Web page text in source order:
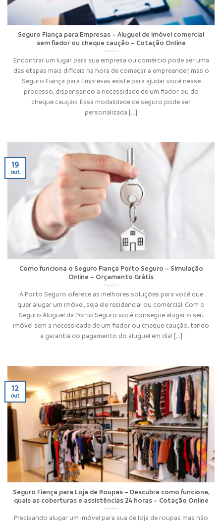
Seguro Fiança para Empresas – Aluguel de imóvel comercial
sem fiador ou cheque caução – Cotação Online
Encontrar um lugar para sua empresa ou comércio pode ser uma
das etapas mais difíceis na hora de começar a empreender, mas o
Seguro Fiança para Empresas existe para ajudar você nesse
processo, dispensando a necessidade de um fiador ou do
cheque caução. Essa modalidade de seguro pode ser
personalizada [...]
Como funciona o Seguro Fiança Porto Seguro – Simulação
Online – Orçamento Grátis
A Porto Seguro oferece as melhores soluções para você que
quer alugar um imóvel, seja ele residencial ou comercial. Com o
Seguro Aluguel da Porto Seguro você consegue alugar o seu
imóvel sem a necessidade de um fiador ou cheque caução, tendo
a garantia do pagamento do aluguel em dia! [...]
19
out
Seguro Fiança para Loja de Roupas – Descubra como funciona,
quais as coberturas e assistências 24 horas – Cotação Online
Precisando alugar um imóvel para sua de loja de roupas mas não
12
out